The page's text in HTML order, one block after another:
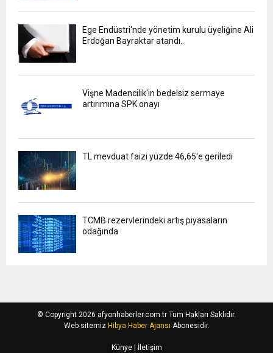
Ege Endüstri'nde yönetim kurulu üyeliğine Ali
Erdoğan Bayraktar atandı..
Vişne Madencilik'in bedelsiz sermaye
artırımına SPK onayı
TL mevduat faizi yüzde 46,65'e geriledi
TCMB rezervlerindeki artış piyasaların
odağında
© Copyright 2026 afyonhaberler.com.tr Tüm Hakları Saklıdır.
Web sitemiz Hibya Haber Ajansı Abonesidir.
Künye| İletişim